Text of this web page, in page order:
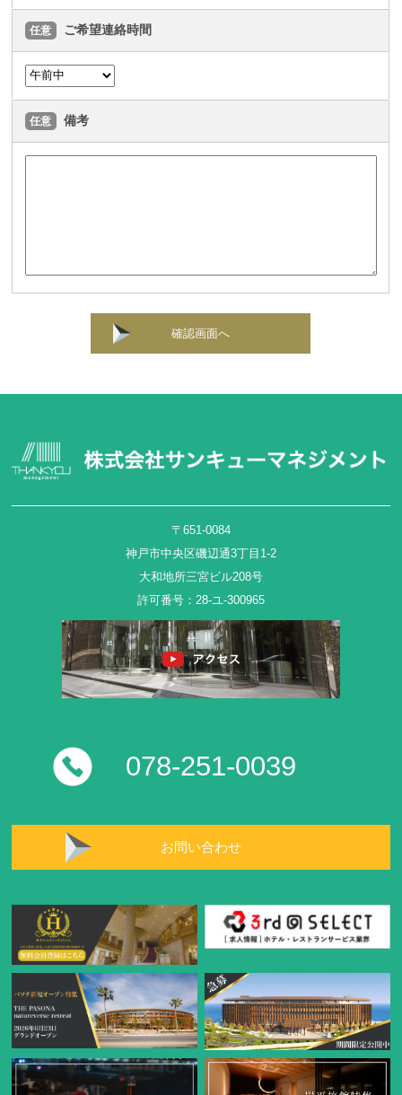
任意 ご希望連絡時間
任意 備考
確認画面へ
〒651-0084
神戸市中央区磯辺通3丁目1-2
大和地所三宮ビル208号
許可番号：28-ユ-300965
078-251-0039
お問い合わせ